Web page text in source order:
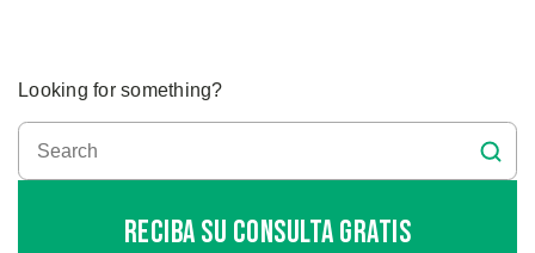
Looking for something?
Reciba Su Consulta Gratis